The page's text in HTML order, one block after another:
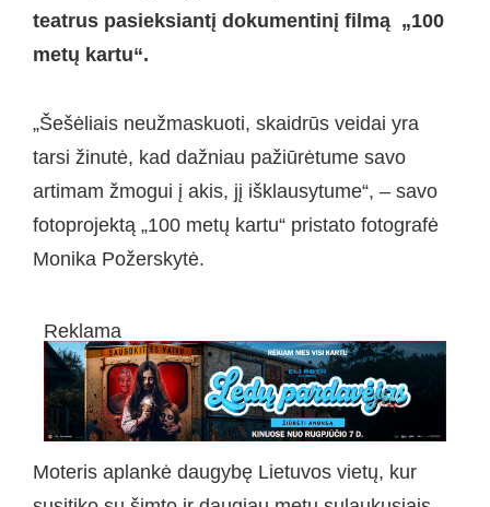
teatrus pasieksiantį dokumentinį filmą „100
metų kartu“.
„Šešėliais neužmaskuoti, skaidrūs veidai yra
tarsi žinutė, kad dažniau pažiūrėtume savo
artimam žmogui į akis, jį išklausytume“, – savo
fotoprojektą „100 metų kartu“ pristato fotografė
Monika Požerskytė.
Reklama
Moteris aplankė daugybę Lietuvos vietų, kur